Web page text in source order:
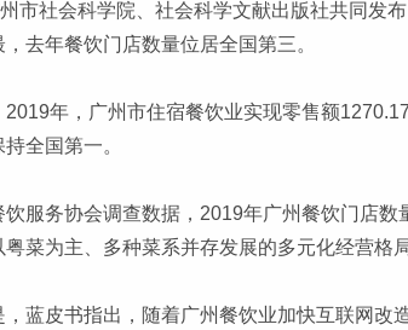
市社会科学院、社会科学文献出版社共同发
去年餐饮门店数量位居全国第三。
2019年，广州市住宿餐饮业实现零售额
全国第一。
服务协会调查数据，2019年广州餐饮门店
粤菜为主、多种菜系并存发展的多元化经营格局
蓝皮书指出，随着广州餐饮业加快互联网改